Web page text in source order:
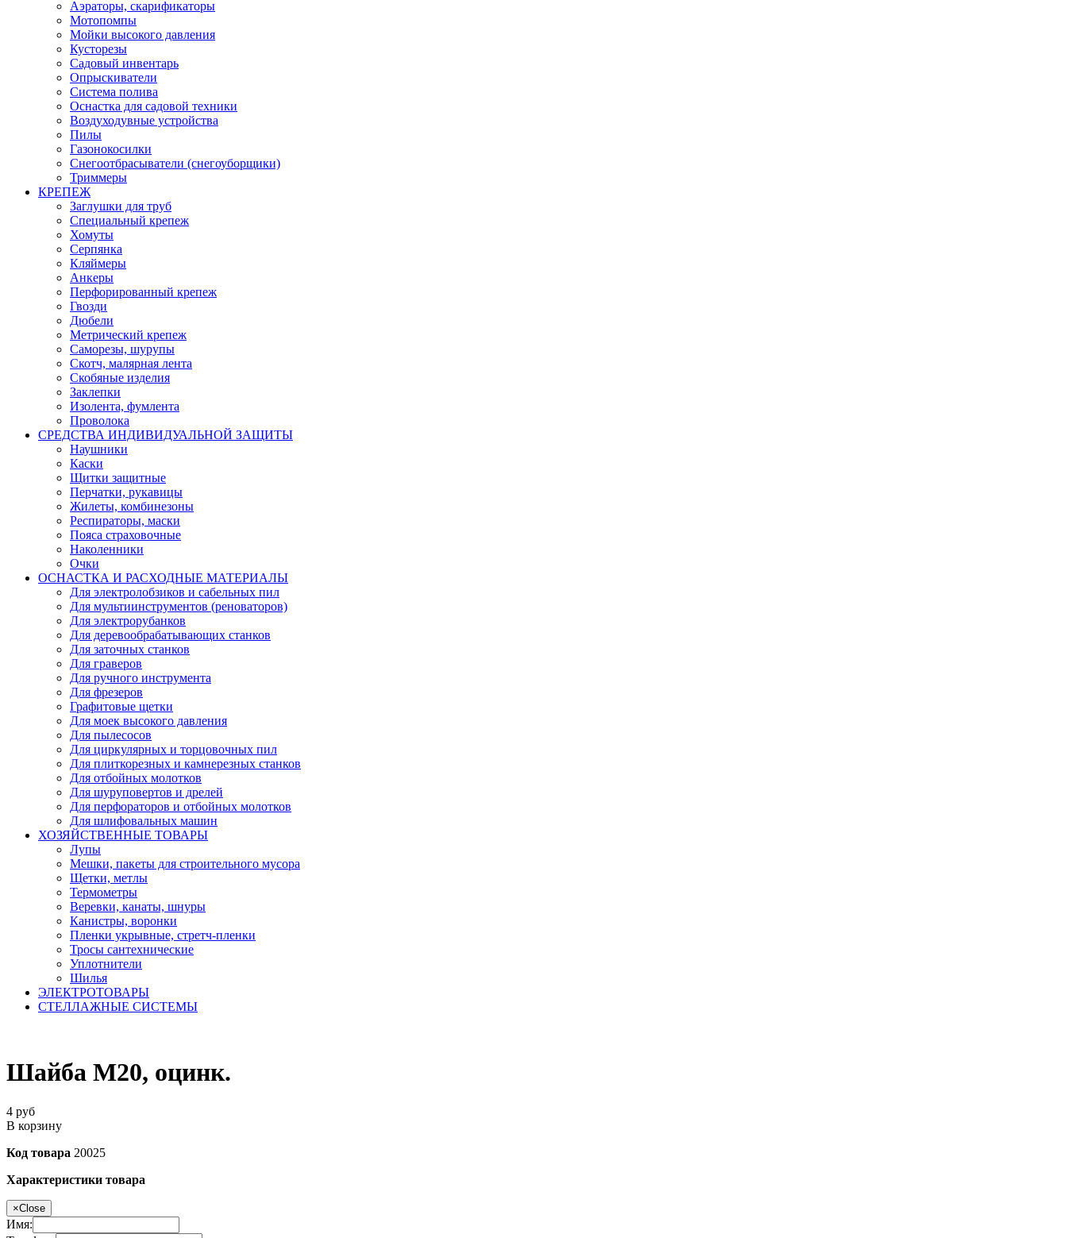
Аэраторы, скарификаторы
Мотопомпы
Мойки высокого давления
Кусторезы
Садовый инвентарь
Опрыскиватели
Система полива
Оснастка для садовой техники
Воздуходувные устройства
Пилы
Газонокосилки
Снегоотбрасыватели (снегоуборщики)
Триммеры
КРЕПЕЖ
Заглушки для труб
Специальный крепеж
Хомуты
Серпянка
Кляймеры
Анкеры
Перфорированный крепеж
Гвозди
Дюбели
Метрический крепеж
Саморезы, шурупы
Скотч, малярная лента
Скобяные изделия
Заклепки
Изолента, фумлента
Проволока
СРЕДСТВА ИНДИВИДУАЛЬНОЙ ЗАЩИТЫ
Наушники
Каски
Щитки защитные
Перчатки, рукавицы
Жилеты, комбинезоны
Респираторы, маски
Пояса страховочные
Наколенники
Очки
ОСНАСТКА И РАСХОДНЫЕ МАТЕРИАЛЫ
Для электролобзиков и сабельных пил
Для мультиинструментов (реноваторов)
Для электрорубанков
Для деревообрабатывающих станков
Для заточных станков
Для граверов
Для ручного инструмента
Для фрезеров
Графитовые щетки
Для моек высокого давления
Для пылесосов
Для циркулярных и торцовочных пил
Для плиткорезных и камнерезных станков
Для отбойных молотков
Для шуруповертов и дрелей
Для перфораторов и отбойных молотков
Для шлифовальных машин
ХОЗЯЙСТВЕННЫЕ ТОВАРЫ
Лупы
Мешки, пакеты для строительного мусора
Щетки, метлы
Термометры
Веревки, канаты, шнуры
Канистры, воронки
Пленки укрывные, стретч-пленки
Тросы сантехнические
Уплотнители
Шилья
ЭЛЕКТРОТОВАРЫ
СТЕЛЛАЖНЫЕ СИСТЕМЫ
Шайба М20, оцинк.
4 руб
В корзину
Код товара 20025
Характеристики товара
×Close
Имя: